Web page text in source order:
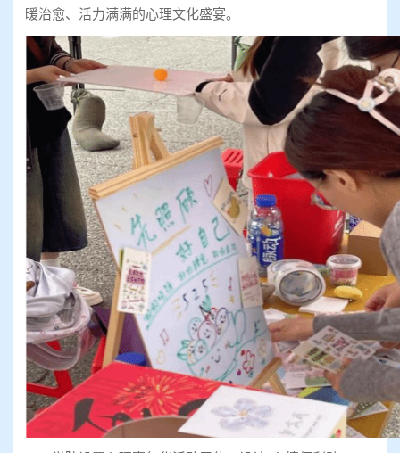
暖治愈、活力满满的心理文化盛宴。